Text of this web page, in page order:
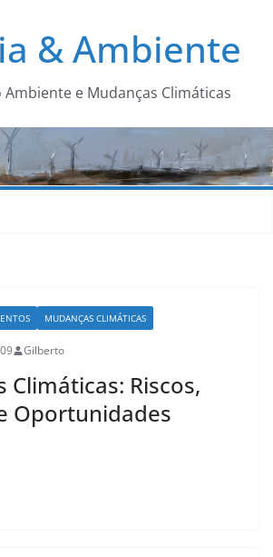
de ferramentas
& Ambiente
Ambiente e Mudanças Climáticas
MUDANÇAS CLIMÁTICAS
Gilberto
Climáticas: Riscos,
Oportunidades